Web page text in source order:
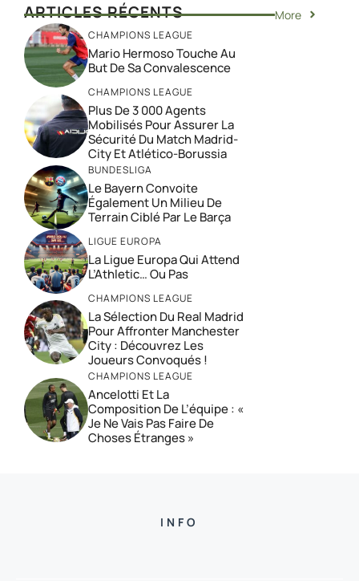
ARTICLES RÉCENTS More
CHAMPIONS LEAGUE
Mario Hermoso Touche Au
But De Sa Convalescence
CHAMPIONS LEAGUE
Plus De 3 000 Agents
Mobilisés Pour Assurer La
Sécurité Du Match Madrid-
City Et Atlético-Borussia
BUNDESLIGA
Le Bayern Convoite
Également Un Milieu De
Terrain Ciblé Par Le Barça
LIGUE EUROPA
La Ligue Europa Qui Attend
L’Athletic… Ou Pas
CHAMPIONS LEAGUE
La Sélection Du Real Madrid
Pour Affronter Manchester
City : Découvrez Les
Joueurs Convoqués !
CHAMPIONS LEAGUE
Ancelotti Et La
Composition De L’équipe : «
Je Ne Vais Pas Faire De
Choses Étranges »
INFO